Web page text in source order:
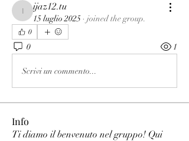
ijaz12.tu
ijaz12.tu
15 luglio 2025 · joined the group.
0
0 1
Scrivi un commento...
Info
Ti diamo il benvenuto nel gruppo! Qui